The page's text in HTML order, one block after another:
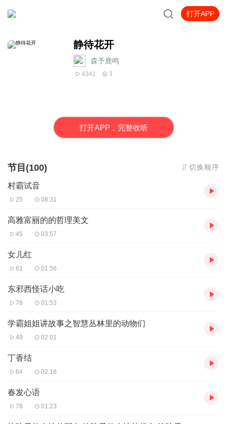
打开APP
静待花开
森予鹿鸣
4341 3
打开APP，完整收听
节目(100) 切换顺序
村霸试音
25 08:31
高雅富丽的的哲理美文
45 03:57
女儿红
61 01:56
东邪西怪话小吃
78 01:53
学霸姐姐讲故事之智慧丛林里的动物们
49 02:01
丁香结
64 02:16
春发心语
78 01:23